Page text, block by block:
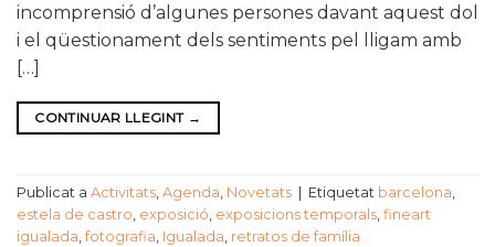
incomprensió d’algunes persones davant aquest dol
i el qüestionament dels sentiments pel lligam amb
[…]
CONTINUAR LLEGINT →
Publicat a Activitats, Agenda, Novetats Etiquetat barcelona,
estela de castro, exposició, exposicions temporals, fineart
igualada, fotografia, Igualada, retratos de família